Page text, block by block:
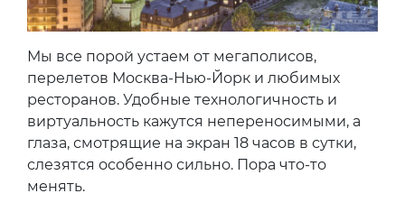
Мы все порой устаем от мегаполисов,
перелетов Москва-Нью-Йорк и любимых
ресторанов. Удобные технологичность и
виртуальность кажутся непереносимыми, а
глаза, смотрящие на экран 18 часов в сутки,
слезятся особенно сильно. Пора что-то
менять.